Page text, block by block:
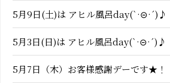
5月9日(土)は アヒル風呂day(`·⊝·´)♪
5月3日(日)は アヒル風呂day(`·⊝·´)♪
5月7日（木）お客様感謝デーです★！